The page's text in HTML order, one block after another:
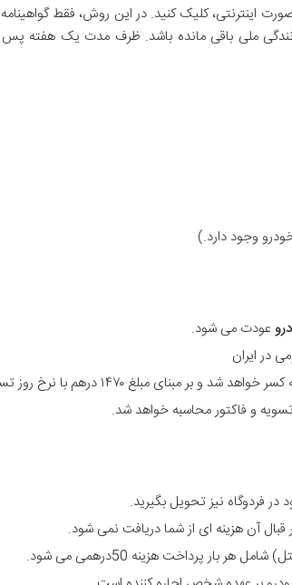
اینترنتی، کلیک کنید. در این روش، فقط
ملی باقی مانده باشد. ظرف مدت یک هفته
عودت می شود.
فردوگاه نیز تحویل بگیرید.
آن هزینه ای از شما دریافت نمی شود.
پرداخت هزینه 50درهمی می شود.